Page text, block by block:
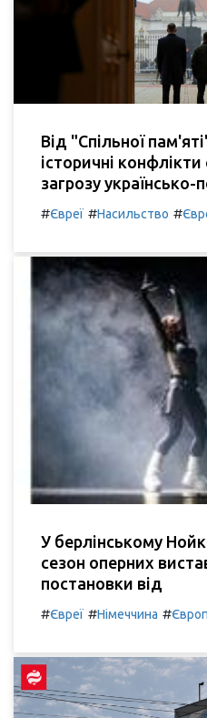
Від "Спільної
історичні
загрозу українсько-
#Євреї #Насильство #
У берлінському
сезон оперних
постановки від
#Євреї #Німеччина #